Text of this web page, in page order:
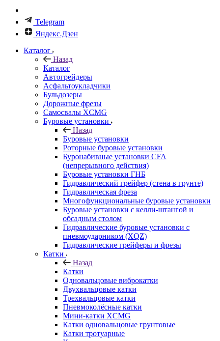
Telegram
Яндекс.Дзен
Каталог
Назад
Каталог
Автогрейдеры
Асфальтоукладчики
Бульдозеры
Дорожные фрезы
Самосвалы XCMG
Буровые установки
Назад
Буровые установки
Роторные буровые установки
Буронабивные установки CFA
(непрерывного действия)
Буровые установки ГНБ
Гидравлический грейфер (стена в грунте)
Гидравлическая фреза
Многофункциональные буровые установки
Буровые установки с келли-штангой и
обсадным столом
Гидравлические буровые установки с
пневмоударником (XQZ)
Гидравлические грейферы и фрезы
Катки
Назад
Катки
Одновальцовые виброкатки
Двухвальцовые катки
Трехвальцовые катки
Пневмоколёсные катки
Мини-катки XCMG
Катки одновальцовые грунтовые
Катки тротуарные